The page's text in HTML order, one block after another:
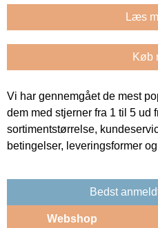
Læs
Køb
Vi har gennemgået de mest
dem med stjerner fra 1 til 5 ud
sortimentstørrelse,
betingelser, leveringsformer
Bedst
Webshop